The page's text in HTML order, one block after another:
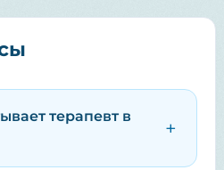
терапевт в